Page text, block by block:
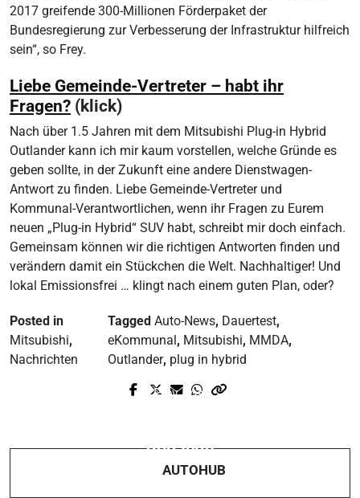
2017 greifende 300-Millionen Förderpaket der
Bundesregierung zur Verbesserung der Infrastruktur hilfreich
sein“, so Frey.
Liebe Gemeinde-Vertreter – habt ihr
Fragen? (klick)
Nach über 1.5 Jahren mit dem Mitsubishi Plug-in Hybrid
Outlander kann ich mir kaum vorstellen, welche Gründe es
geben sollte, in der Zukunft eine andere Dienstwagen-
Antwort zu finden. Liebe Gemeinde-Vertreter und
Kommunal-Verantwortlichen, wenn ihr Fragen zu Eurem
neuen „Plug-in Hybrid“ SUV habt, schreibt mir doch einfach.
Gemeinsam können wir die richtigen Antworten finden und
verändern damit ein Stückchen die Welt. Nachhaltiger! Und
lokal Emissionsfrei … klingt nach einem guten Plan, oder?
Posted in
Mitsubishi,
Nachrichten
Tagged Auto-News, Dauertest,
eKommunal, Mitsubishi, MMDA,
Outlander, plug in hybrid
Prev Post
gedacht!
AUTOHUB